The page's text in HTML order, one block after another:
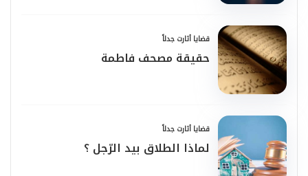
قضايا أثارت جدلاً
حقيقة مصحف فاطمة
قضايا أثارت جدلاً
لماذا الطلاق بيد الرّجل ؟